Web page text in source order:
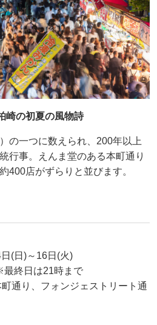
崎の初夏の風物詩
の一つに数えられ、200年以上
行事。えんま堂のある本町通り
400店がずらりと並びます。
(日)～16日(火)
終日は21時まで
通り、フォンジェストリート通